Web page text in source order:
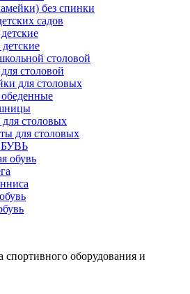
без спинки
садов
столовой
столовой
для столовых
для столовых
для столовых
обувь
оборудования и